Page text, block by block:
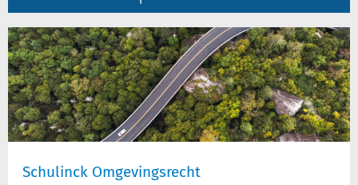
Schulinck Omgevingsrecht